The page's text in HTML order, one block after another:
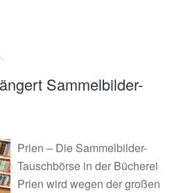
Sammelbilder-
Prien – Die Sammelbilder-
Tauschbörse in der Bücherei
Prien wird wegen der großen